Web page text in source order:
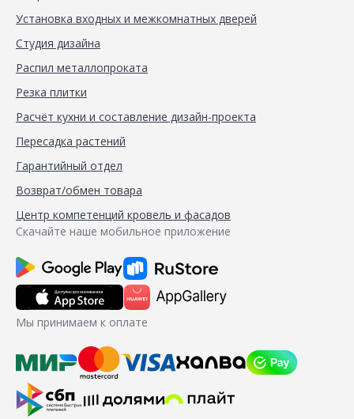
Установка входных и межкомнатных дверей
Студия дизайна
Распил металлопроката
Резка плитки
Расчёт кухни и составление дизайн-проекта
Пересадка растений
Гарантийный отдел
Возврат/обмен товара
Центр компетенций кровель и фасадов
Скачайте наше мобильное приложение
Мы принимаем к оплате